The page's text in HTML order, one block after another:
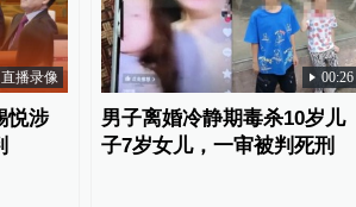
直播录像
悦涉
00:26
男子离婚冷静期毒杀10岁儿
子7岁女儿，一审被判死刑